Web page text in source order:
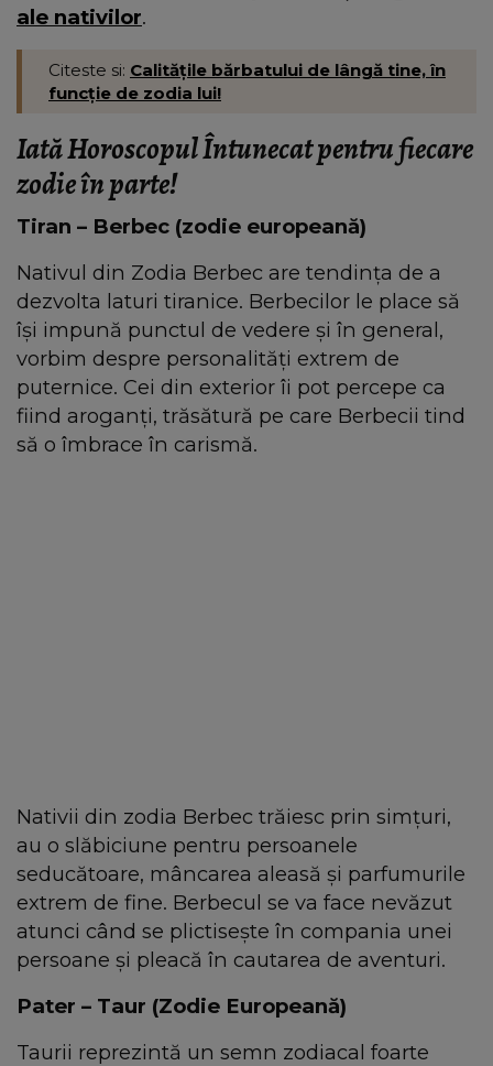
ale nativilor.
Citeste si: Calitățile bărbatului de lângă tine, în
funcție de zodia lui!
Iată Horoscopul Întunecat pentru fiecare
zodie în parte!
Tiran – Berbec (zodie europeană)
Nativul din Zodia Berbec are tendința de a
dezvolta laturi tiranice. Berbecilor le place să
își impună punctul de vedere și în general,
vorbim despre personalități extrem de
puternice. Cei din exterior îi pot percepe ca
fiind aroganți, trăsătură pe care Berbecii tind
să o îmbrace în carismă.
Nativii din zodia Berbec trăiesc prin simțuri,
au o slăbiciune pentru persoanele
seducătoare, mâncarea aleasă și parfumurile
extrem de fine. Berbecul se va face nevăzut
atunci când se plictisește în compania unei
persoane și pleacă în cautarea de aventuri.
Pater – Taur (Zodie Europeană)
Taurii reprezintă un semn zodiacal foarte